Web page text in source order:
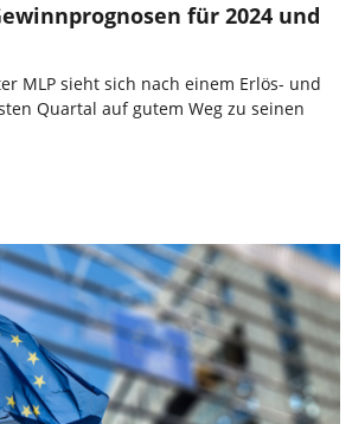
für 2024 und
MLP sieht sich nach einem Erlös- und
Quartal auf gutem Weg zu seinen